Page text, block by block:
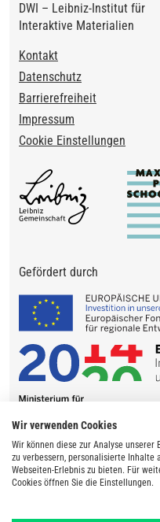
DWI – Leibniz-Institut für
Interaktive Materialien
Footer
Kontakt
Datenschutz
Barrierefreiheit
Impressum
Cookie Einstellungen
Gefördert durch
Wir verwenden Cookies
Wir können diese zur Analyse
zu verbessern, personalisierte Inhalte
Webseiten-Erlebnis zu bieten. Für
Cookies öffnen Sie die Einstellungen.